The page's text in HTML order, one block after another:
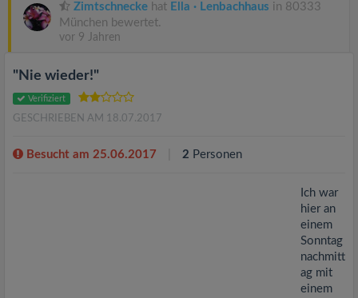
Zimtschnecke hat Ella · Lenbachhaus in 80333
München bewertet.
vor 9 Jahren
"Nie wieder!"
Verifiziert
GESCHRIEBEN AM 18.07.2017
Besucht am 25.06.2017 2 Personen
Ich war
hier an
einem
Sonntag
nachmitt
ag mit
einem
a
t